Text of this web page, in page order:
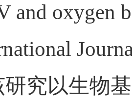
and oxygen
研究以生物